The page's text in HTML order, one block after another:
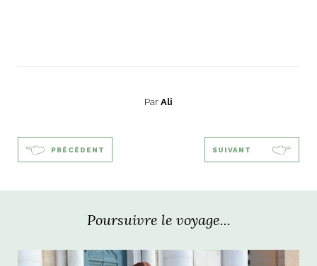
Par Ali
PRÉCÉDENT SUIVANT
Poursuivre le voyage...